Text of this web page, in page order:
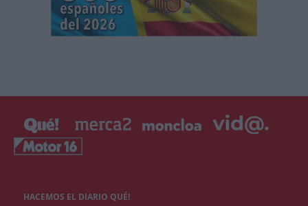
HACEMOS EL DIARIO QUÉ!